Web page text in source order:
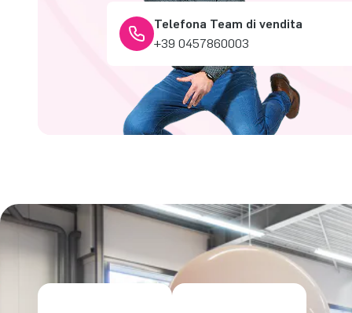
Telefona Team di vendita
+39 0457860003